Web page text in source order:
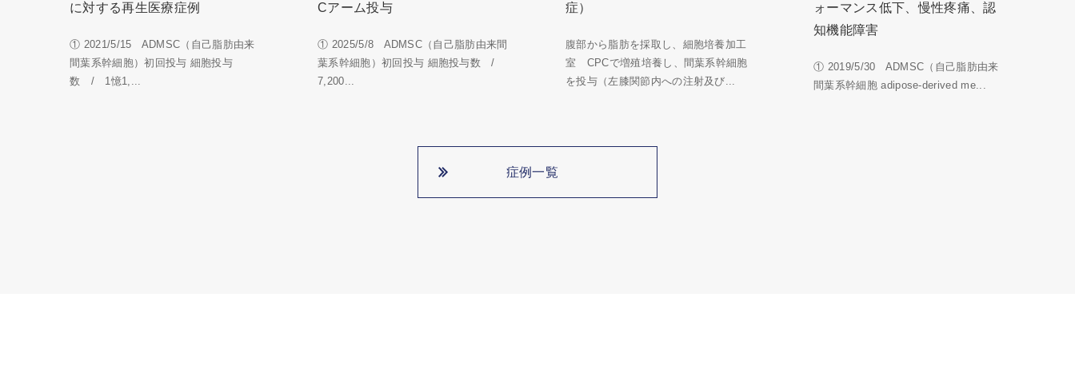
に対する再生医療症例
① 2021/5/15 ADMSC（自己脂肪由来
間葉系幹細胞）初回投与 細胞投与
数 / 1憶1,...
Cアーム投与
① 2025/5/8 ADMSC（自己脂肪由来間
葉系幹細胞）初回投与 細胞投与数 /
7,200...
症）
腹部から脂肪を採取し、細胞培養加工
室 CPCで増殖培養し、間葉系幹細胞
を投与（左膝関節内への注射及び...
ォーマンス低下、慢性疼痛、認
知機能障害
① 2019/5/30 ADMSC（自己脂肪由来
間葉系幹細胞 adipose-derived me...
症例一覧